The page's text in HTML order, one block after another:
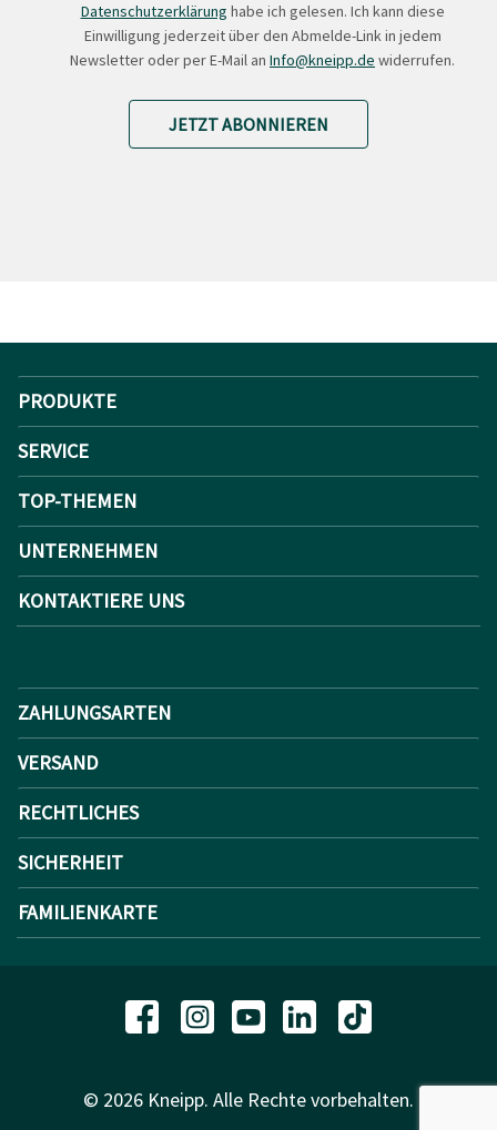
Datenschutzerklärung habe ich gelesen. Ich kann diese
Einwilligung jederzeit über den Abmelde-Link in jedem
Newsletter oder per E-Mail an Info@kneipp.de widerrufen.
JETZT ABONNIEREN
PRODUKTE
SERVICE
TOP-THEMEN
UNTERNEHMEN
KONTAKTIERE UNS
ZAHLUNGSARTEN
VERSAND
RECHTLICHES
SICHERHEIT
FAMILIENKARTE
© 2026 Kneipp. Alle Rechte vorbehalten.